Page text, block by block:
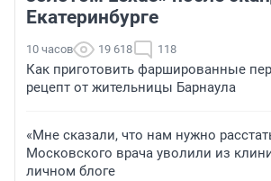
Екатеринбурге
10 часов 19 618 118
Как приготовить фаршированные
рецепт от жительницы Барнаула
«Мне сказали, что нам нужно
Московского врача уволили из
личном блоге